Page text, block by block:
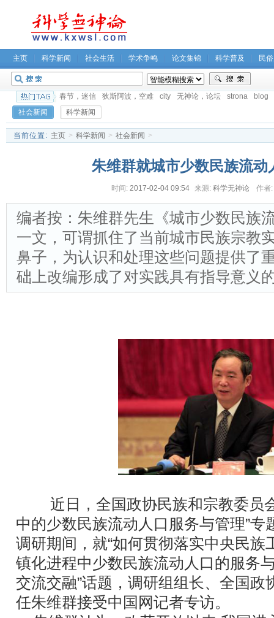
主页 科学新闻 社会生活 学术争鸣 论文集锦 科学普及 民
春节，迷信 狄斯阿波，空难 city 无神论，论坛 strona
blog
社会新闻
科学新闻
当前位置: 主页 > 科学新闻 > 社会新闻 >
朱维群就城市少数民族流动
时间: 2017-02-04 09:54 来源: 科学无神论 作者:
编者按：朱维群先生《城市少数民族
一文，可谓抓住了当前城市民族宗教
鼻子，为认识和处理这些问题提供了
础上改编形成了对实践具有指导意义
近日，全国政协民族和宗教委员会
中的少数民族流动人口服务与管理”专
调研期间，就“如何贯彻落实中央民族
镇化进程中少数民族流动人口的服务
交流交融”话题，调研组组长、全国政
任朱维群接受中国网记者专访。